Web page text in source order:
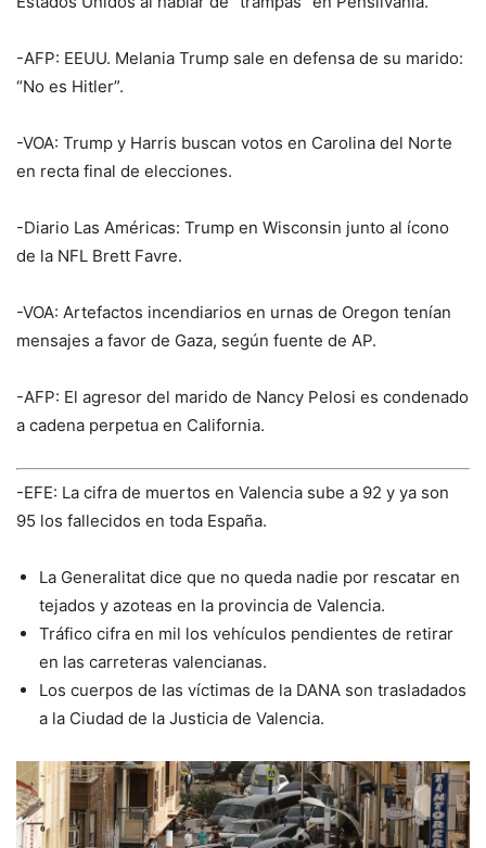
-AFP: EEUU. Melania Trump sale en defensa de su marido:
“No es Hitler”.
-VOA: Trump y Harris buscan votos en Carolina del Norte
en recta final de elecciones.
-Diario Las Américas: Trump en Wisconsin junto al ícono
de la NFL Brett Favre.
-VOA: Artefactos incendiarios en urnas de Oregon tenían
mensajes a favor de Gaza, según fuente de AP.
-AFP: El agresor del marido de Nancy Pelosi es condenado
a cadena perpetua en California.
-EFE: La cifra de muertos en Valencia sube a 92 y ya son
95 los fallecidos en toda España.
La Generalitat dice que no queda nadie por rescatar en
tejados y azoteas en la provincia de Valencia.
Tráfico cifra en mil los vehículos pendientes de retirar
en las carreteras valencianas.
Los cuerpos de las víctimas de la DANA son trasladados
a la Ciudad de la Justicia de Valencia.